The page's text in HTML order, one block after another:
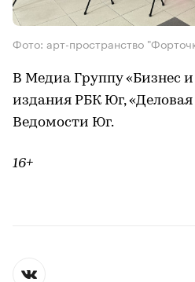
Фото: арт-пространство
В Медиа Группу «Бизнес
издания РБК Юг, «Деловая
Ведомости Юг.
16+